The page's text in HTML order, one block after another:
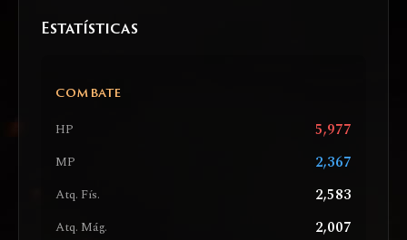
Estatísticas
COMBATE
HP 5,977
MP 2,367
Atq. Fís. 2,583
Atq. Mág. 2,007